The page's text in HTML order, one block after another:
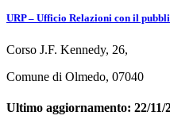
URP – Ufficio Relazioni con il
Corso J.F. Kennedy, 26,
Comune di Olmedo, 07040
Ultimo aggiornamento: 22/11/